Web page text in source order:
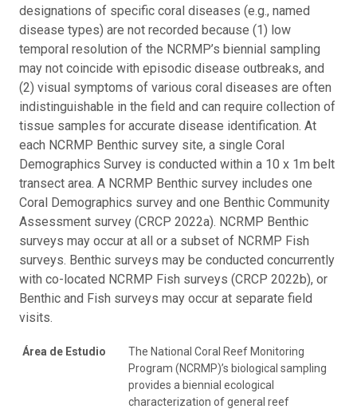
designations of specific coral diseases (e.g., named
disease types) are not recorded because (1) low
temporal resolution of the NCRMP’s biennial sampling
may not coincide with episodic disease outbreaks, and
(2) visual symptoms of various coral diseases are often
indistinguishable in the field and can require collection of
tissue samples for accurate disease identification. At
each NCRMP Benthic survey site, a single Coral
Demographics Survey is conducted within a 10 x 1m belt
transect area. A NCRMP Benthic survey includes one
Coral Demographics survey and one Benthic Community
Assessment survey (CRCP 2022a). NCRMP Benthic
surveys may occur at all or a subset of NCRMP Fish
surveys. Benthic surveys may be conducted concurrently
with co-located NCRMP Fish surveys (CRCP 2022b), or
Benthic and Fish surveys may occur at separate field
visits.
Área de Estudio
The National Coral Reef Monitoring
Program (NCRMP)’s biological sampling
provides a biennial ecological
characterization of general reef